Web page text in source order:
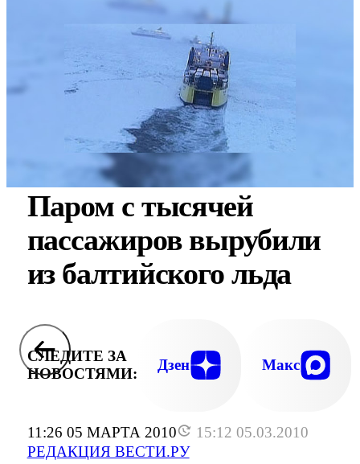
11:26 05 МАРТА 2010
15:12 05.03.2010
РЕДАКЦИЯ ВЕСТИ.РУ
Паром с тысячей
пассажиров вырубили
из балтийского льда
СЛЕДИТЕ ЗА
НОВОСТЯМИ:
Дзен Макс